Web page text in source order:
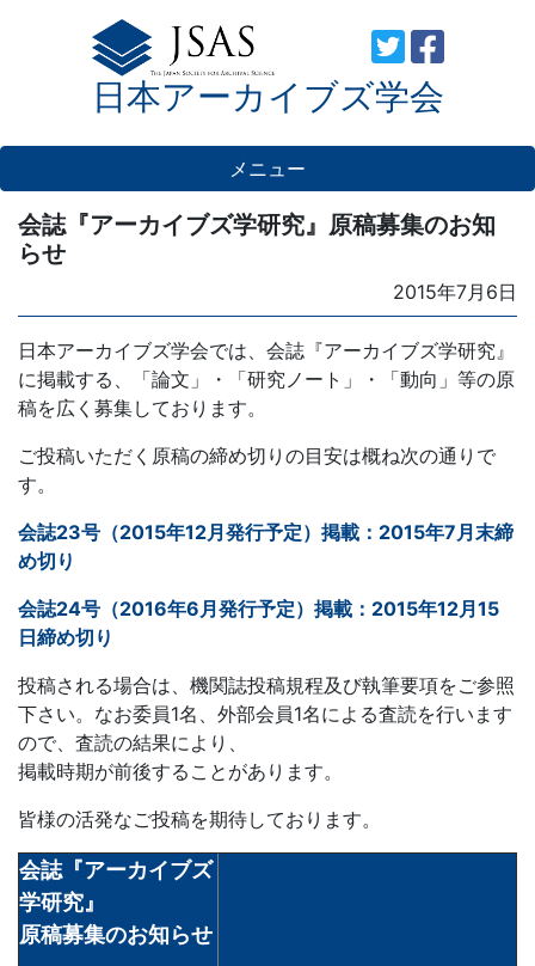
日本アーカイブズ学会
メニュー
会誌『アーカイブズ学研究』原稿募集のお知
らせ
Posted
on
2015年7月6日
日本アーカイブズ学会では、会誌『アーカイブズ学研究』
に掲載する、「論文」・「研究ノート」・「動向」等の原
稿を広く募集しております。
ご投稿いただく原稿の締め切りの目安は概ね次の通りで
す。
会誌23号（2015年12月発行予定）掲載：2015年7月末締
め切り
会誌24号（2016年6月発行予定）掲載：2015年12月15
日締め切り
投稿される場合は、機関誌投稿規程及び執筆要項をご参照
下さい。なお委員1名、外部会員1名による査読を行います
ので、査読の結果により、
掲載時期が前後することがあります。
皆様の活発なご投稿を期待しております。
会誌『アーカイブズ
学研究』
原稿募集のお知らせ